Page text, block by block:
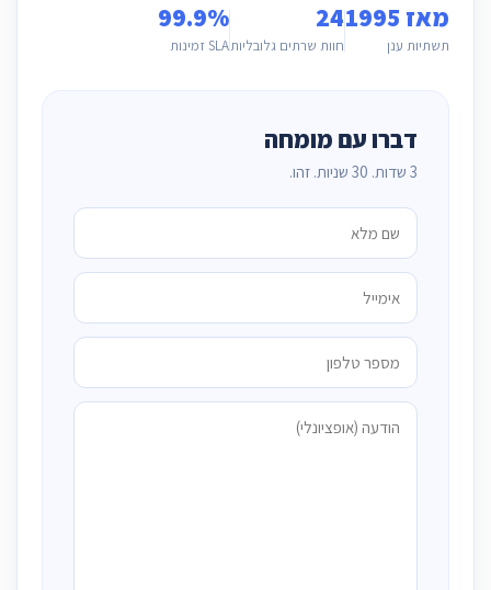
מאז 1995
תשתיות ענן
24
חוות שרתים גלובליות
99.9%
SLA זמינות
דברו עם מומחה
3 שדות. 30 שניות. זהו.